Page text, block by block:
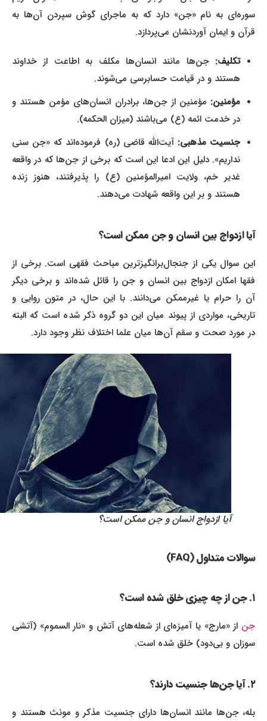
سوره‌ای به نام «جن» دارد که به ماجرای گوش سپردن آن‌ها به
قرآن و ایمان آوردنشان می‌پردازد.
تکلیف:جن‌ها مانند انسان‌ها مکلف به اطاعت از خداوند
هستند و در قیامت حسابرسی می‌شوند.
مؤمنین:مؤمنین از جن‌ها، برادران انسان‌های مؤمن هستند و
در خدمت ائمه (ع) می‌باشند (میزان الحکمه).
جنسیت مذهبی:آیت‌الله قاضی (ره) فرموده‌اند که «جن سنی
نداریم». دلیل این ادعا این است که برخی از جن‌ها که در واقعه
غدیر خم، ولایت امیرالمؤمنین (ع) را پذیرفتند، هنوز زنده
هستند و بر این واقعه شهادت می‌دهند.
آیا ازدواج بین انسان و جن ممکن است؟
این سوال یکی از جنجال‌برانگیزترین مباحث فقهی است. برخی از
فقها امکان ازدواج بین انسان و جن را قائل شده‌اند و برخی دیگر
آن را حرام یا غیرممکن می‌دانند. با این حال، در متون روایی و
تاریخی، مواردی از پیوند میان این دو گروه ذکر شده است که البته
در مورد صحت و سقم آن‌ها میان علما اختلاف نظر وجود دارد.
آیا ازدواج انسان و جن ممکن است؟
سوالات متداول (FAQ)
جناز «مارج» یا آمیزه‌ای از شعله‌های آتش و «نار السموم» (آتشی
سوزان و بی‌دود) خلق شده است.
بله، جن‌ها مانند انسان‌ها دارای جنسیت مذکر و مونث هستند و